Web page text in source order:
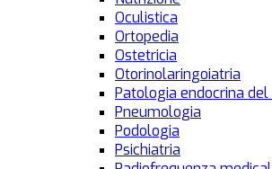
Oculistica
Ortopedia
Ostetricia
Otorinolaringoiatria
Patologia endocrina
Pneumologia
Podologia
Psichiatria